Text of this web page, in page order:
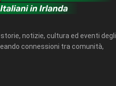
notizie, cultura ed eventi degli
connessioni tra comunità,